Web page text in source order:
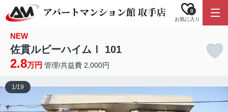
お気に入り
0
NEW
佐貫ルビーハイムⅠ 101
2.8万円 管理/共益費 2,000円
1/19